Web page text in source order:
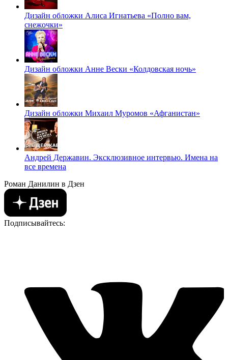
Дизайн обложки Алиса Игнатьева «Полно вам,
снежочки»
Дизайн обложки Анне Вески «Колдовская ночь»
Дизайн обложки Михаил Муромов «Афганистан»
Андрей Державин. Эксклюзивное интервью. Имена на
все времена
Роман Данилин в Дзен
Подписывайтесь: